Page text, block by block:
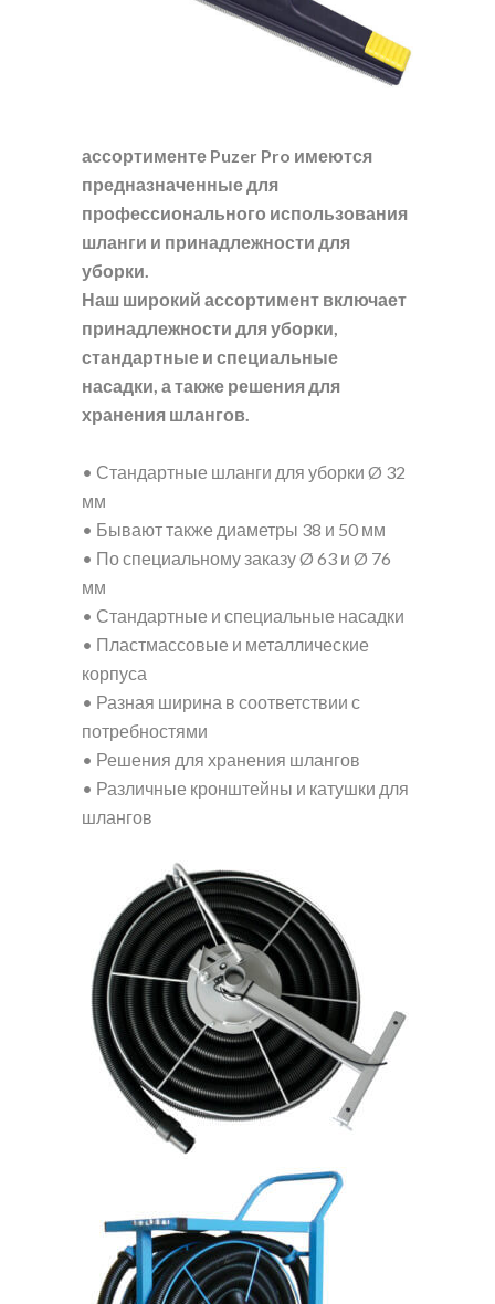
ассортименте Puzer Pro имеются
предназначенные для
профессионального использования
шланги и принадлежности для
уборки.
Наш широкий ассортимент включает
принадлежности для уборки,
стандартные и специальные
насадки, а также решения для
хранения шлангов.
• Стандартные шланги для уборки Ø 32
мм
• Бывают также диаметры 38 и 50 мм
• По специальному заказу Ø 63 и Ø 76
мм
• Стандартные и специальные насадки
• Пластмассовые и металлические
корпуса
• Разная ширина в соответствии с
потребностями
• Решения для хранения шлангов
• Различные кронштейны и катушки для
шлангов